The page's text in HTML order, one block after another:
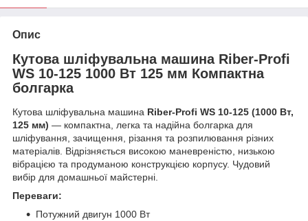
Опис
Кутова шліфувальна машина Riber-Profi
WS 10-125 1000 Вт 125 мм Компактна
болгарка
Кутова шліфувальна машина Riber‑Profi WS 10‑125 (1000 Вт,
125 мм) — компактна, легка та надійна болгарка для
шліфування, зачищення, різання та розпилювання різних
матеріалів. Відрізняється високою маневреністю, низькою
вібрацією та продуманою конструкцією корпусу. Чудовий
вибір для домашньої майстерні.
Переваги:
Потужний двигун 1000 Вт